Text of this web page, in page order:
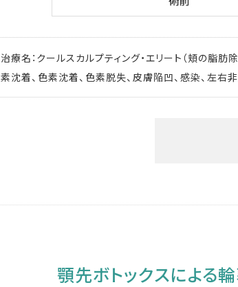
治療名：クールスカルプティング・エリート（頬の脂
素沈着、色素沈着、色素脱失、皮膚陥凹、感染、左右
顎先ボトックスによる